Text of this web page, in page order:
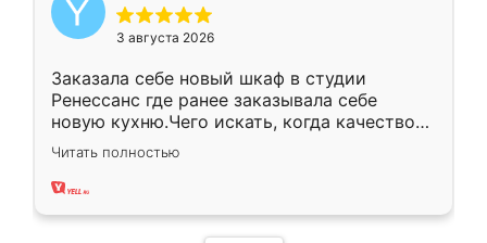
3 августа 2026
Заказала себе новый шкаф в студии
Ренессанс где ранее заказывала себе
новую кухню.Чего искать, когда качеством
вполне довольна. Служит кухня уже почти
два года, нареканий нет.
Читать полностью